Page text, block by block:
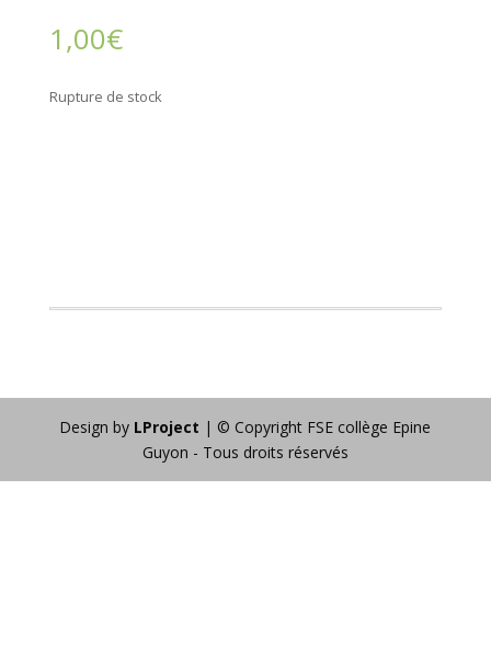
1,00€
Rupture de stock
Design by LProject | © Copyright FSE collège Epine
Guyon - Tous droits réservés